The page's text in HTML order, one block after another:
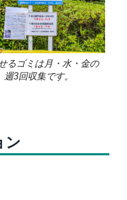
るゴミは月・水・金の
週3回収集です。
ン